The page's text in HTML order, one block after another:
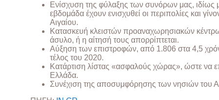
Ενίσχυση της φύλαξης των συνόρων μας, ιδίως
εβδομάδα έχουν ενισχυθεί οι περιπολίες και
Αιγαίου.
Κατασκευή κλειστών προαναχωρησιακών
άσυλο, ή η αίτησή τους απορρίπτεται.
Αύξηση των επιστροφών, από 1.806 στα 4,5
τέλος του 2020.
Κατάρτιση λίστας «ασφαλούς χώρας», ώστε να
Ελλάδα.
Συνέχιση της αποσυμφόρησης των νησιών του